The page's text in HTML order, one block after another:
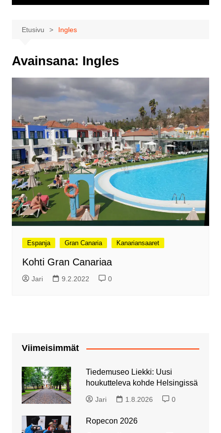
Etusivu Ingles
Avainsana: Ingles
Espanja Gran Canaria Kanariansaaret
Kohti Gran Canariaa
Jari 9.2.2022 0
Viimeisimmät
Tiedemuseo Liekki: Uusi
houkutteleva kohde Helsingissä
Jari 1.8.2026 0
Ropecon 2026